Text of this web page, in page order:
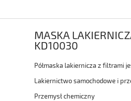
MASKA
KD10030
Półmaska lakiernicza z filtrami
Lakiernictwo samochodowe i
Przemysł chemiczny